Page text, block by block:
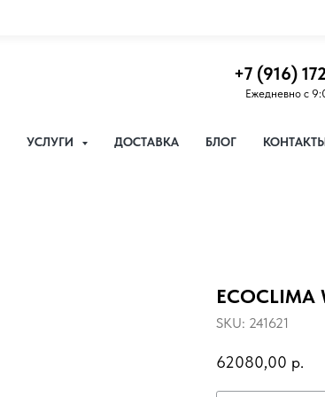
+7 (916)
Ежедневно с
УСЛУГИ ДОСТАВКА БЛОГ
ECOCLIMA
SKU: 241621
62080,00 р.